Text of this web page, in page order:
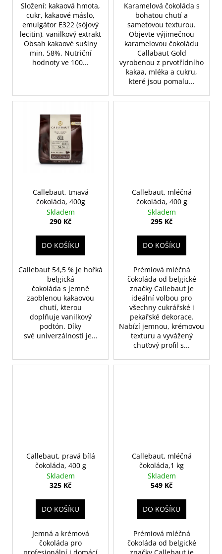
Složení: kakaová hmota,
cukr, kakaové máslo,
emulgátor E322 (sójový
lecitin), vanilkový extrakt
Obsah kakaové sušiny
min. 58%. Nutriční
hodnoty ve 100...
Karamelová čokoláda s
bohatou chutí a
sametovou texturou.
Objevte výjimečnou
karamelovou čokoládu
Callabaut Gold
vyrobenou z prvotřídního
kakaa, mléka a cukru,
které jsou pomalu...
Callebaut, tmavá
čokoláda, 400g
Skladem
290 Kč
DO KOŠÍKU
Callebaut 54,5 % je hořká
belgická
čokoláda s jemně
zaoblenou kakaovou
chutí, kterou
doplňuje vanilkový
podtón. Díky
své univerzálnosti je...
Callebaut, mléčná
čokoláda, 400 g
Skladem
295 Kč
DO KOŠÍKU
Prémiová mléčná
čokoláda od belgické
značky Callebaut je
ideální volbou pro
všechny cukrářské i
pekařské dekorace.
Nabízí jemnou, krémovou
texturu a vyvážený
chuťový profil s...
Callebaut, pravá bílá
čokoláda, 400 g
Skladem
325 Kč
DO KOŠÍKU
Jemná a krémová
čokoláda pro
Callebaut, mléčná
čokoláda,1 kg
Skladem
549 Kč
DO KOŠÍKU
Prémiová mléčná
čokoláda od belgické